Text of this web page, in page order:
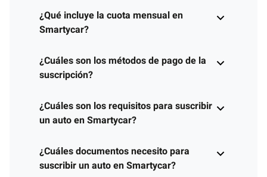
¿Qué incluye la cuota mensual en
Smartycar?
¿Cuáles son los métodos de pago de la
suscripción?
¿Cuáles son los requisitos para suscribir
un auto en Smartycar?
¿Cuáles documentos necesito para
suscribir un auto en Smartycar?